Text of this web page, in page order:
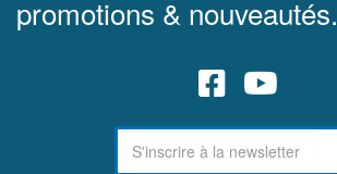
promotions & nouveautés.